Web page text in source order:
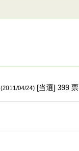
(2011/04/24)[当選] 399 票